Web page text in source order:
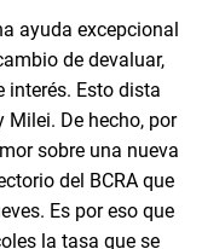
ayuda excepcional
de devaluar,
interés. Esto dista
Milei. De hecho, por
sobre una nueva
del BCRA que
Es por eso que
la tasa que se